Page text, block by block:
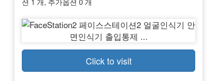
Click to visit